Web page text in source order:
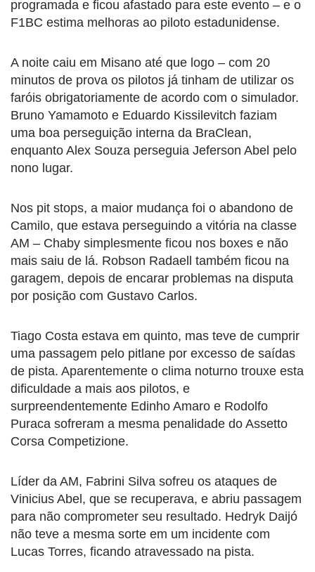
programada e ficou afastado para este evento – e o
F1BC estima melhoras ao piloto estadunidense.
A noite caiu em Misano até que logo – com 20
minutos de prova os pilotos já tinham de utilizar os
faróis obrigatoriamente de acordo com o simulador.
Bruno Yamamoto e Eduardo Kissilevitch faziam
uma boa perseguição interna da BraClean,
enquanto Alex Souza perseguia Jeferson Abel pelo
nono lugar.
Nos pit stops, a maior mudança foi o abandono de
Camilo, que estava perseguindo a vitória na classe
AM – Chaby simplesmente ficou nos boxes e não
mais saiu de lá. Robson Radaell também ficou na
garagem, depois de encarar problemas na disputa
por posição com Gustavo Carlos.
Tiago Costa estava em quinto, mas teve de cumprir
uma passagem pelo pitlane por excesso de saídas
de pista. Aparentemente o clima noturno trouxe esta
dificuldade a mais aos pilotos, e
surpreendentemente Edinho Amaro e Rodolfo
Puraca sofreram a mesma penalidade do Assetto
Corsa Competizione.
Líder da AM, Fabrini Silva sofreu os ataques de
Vinicius Abel, que se recuperava, e abriu passagem
para não comprometer seu resultado. Hedryk Daijó
não teve a mesma sorte em um incidente com
Lucas Torres, ficando atravessado na pista.